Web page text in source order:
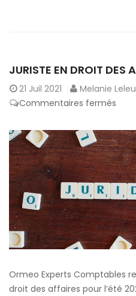
JURISTE EN DROIT DES
21 Juil 2021 Melanie
Commentaires fermés
en
droit
des
Ormeo Experts Comptables
droit des affaires pour l’été